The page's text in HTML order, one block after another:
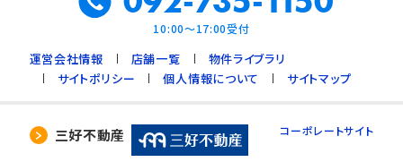
10:00～17:00受付
運営会社情報 店舗一覧
物件ライブラリ
サイトポリシー
個人情報について サイトマップ
三好不動産 コーポレートサイト